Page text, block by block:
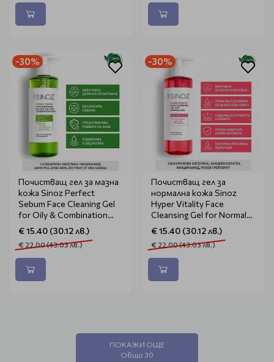
-30%
Почистващ гел за мазна
кожа Sinoz Perfect
Sebum Face Cleaning Gel
for Oily & Combination
Skin 400ml
€ 15.40 (30.12 лв.)
€ 22.00 (43.03 лв.)
-30%
Почистващ гел за
нормална кожа Sinoz
Hyper Vitality Face
Cleansing Gel for Normal
Skin 400ml
€ 15.40 (30.12 лв.)
€ 22.00 (43.03 лв.)
ПОКАЖИ ОЩЕ
Общо 30